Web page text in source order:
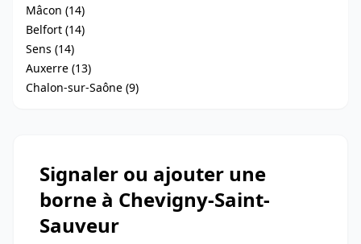
Mâcon (14)
Belfort (14)
Sens (14)
Auxerre (13)
Chalon-sur-Saône (9)
Signaler ou ajouter une
borne à Chevigny-Saint-
Sauveur